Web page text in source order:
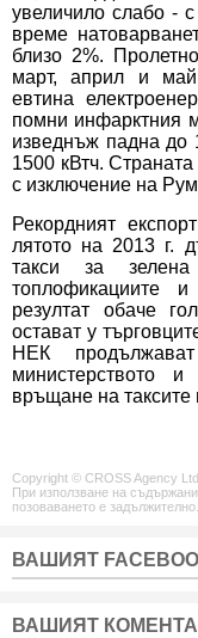
увеличило слабо -
време
близо 2%.
март, април и
евтина
помни инфарктния
изведнъж падна до
1500 кВтч.
с изключение на
Рекордният
лятото на 2013 г.
такси за
топлофикациите
резултат обаче
остават у
НЕК
министерството и
връщане на таксите
Copyright © CROSS Agency Ltd.
При използване на
позоваването е задължително.
ВАШИЯТ
ВАШИЯТ